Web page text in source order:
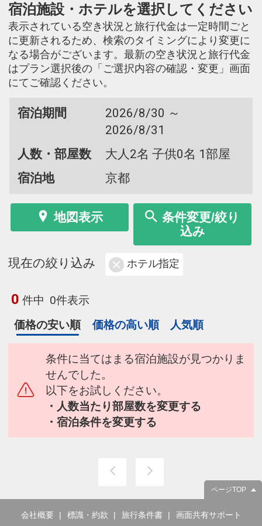
宿泊施設・ホテルを選択してください
表示されている空き状況と旅行代金は一定時間ごと
に更新されるため、検索のタイミングにより変更に
なる場合がございます。最新の空き状況と旅行代金
はプラン選択後の「ご選択内容の確認・変更」画面
にてご確認ください。
宿泊期間
2026/8/30 ～
2026/8/31
人数・部屋数
大人2名 子供0名 1部屋
宿泊地
京都
地図表示
条件変更/絞り
込み
現在の絞り込み ホテル指定
0 件中 0件表示
価格の安い順
価格の高い順 人気順
条件に当てはまる宿泊施設が見つかりま
せんでした。
以下をお試しください。
・人数当たり部屋数を変更する
・宿泊条件を変更する
ページTOP
会社概要 標識・約款 旅行条件書 画面共有サポート